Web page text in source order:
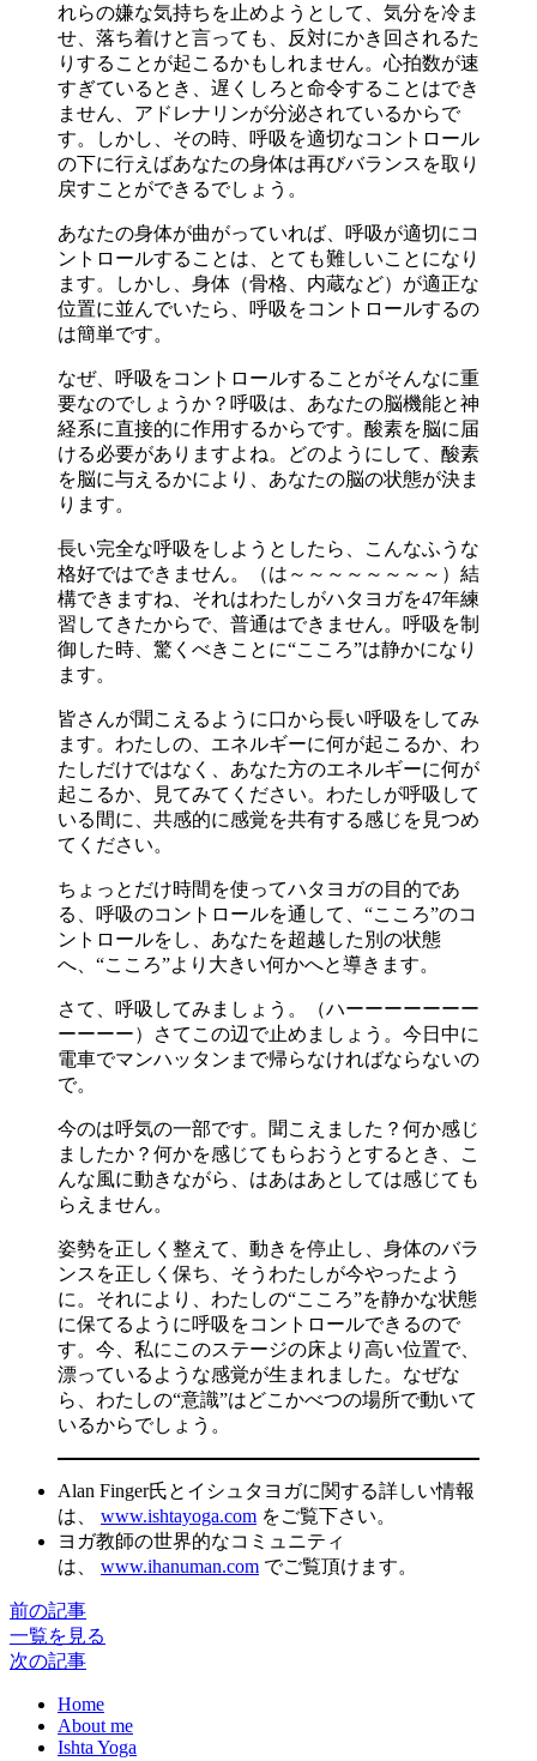
れらの嫌な気持ちを止めようとして、気分を冷ま
せ、落ち着けと言っても、反対にかき回されるた
りすることが起こるかもしれません。心拍数が速
すぎているとき、遅くしろと命令することはでき
ません、アドレナリンが分泌されているからで
す。しかし、その時、呼吸を適切なコントロール
の下に行えばあなたの身体は再びバランスを取り
戻すことができるでしょう。
あなたの身体が曲がっていれば、呼吸が適切にコ
ントロールすることは、とても難しいことになり
ます。しかし、身体（骨格、内蔵など）が適正な
位置に並んでいたら、呼吸をコントロールするの
は簡単です。
なぜ、呼吸をコントロールすることがそんなに重
要なのでしょうか？呼吸は、あなたの脳機能と神
経系に直接的に作用するからです。酸素を脳に届
ける必要がありますよね。どのようにして、酸素
を脳に与えるかにより、あなたの脳の状態が決ま
ります。
長い完全な呼吸をしようとしたら、こんなふうな
格好ではできません。（は～～～～～～～～）結
構できますね、それはわたしがハタヨガを47年練
習してきたからで、普通はできません。呼吸を制
御した時、驚くべきことに“こころ”は静かになり
ます。
皆さんが聞こえるように口から長い呼吸をしてみ
ます。わたしの、エネルギーに何が起こるか、わ
たしだけではなく、あなた方のエネルギーに何が
起こるか、見てみてください。わたしが呼吸して
いる間に、共感的に感覚を共有する感じを見つめ
てください。
ちょっとだけ時間を使ってハタヨガの目的であ
る、呼吸のコントロールを通して、“こころ”のコ
ントロールをし、あなたを超越した別の状態
へ、“こころ”より大きい何かへと導きます。
さて、呼吸してみましょう。（ハーーーーーーー
ーーーー）さてこの辺で止めましょう。今日中に
電車でマンハッタンまで帰らなければならないの
で。
今のは呼気の一部です。聞こえました？何か感じ
ましたか？何かを感じてもらおうとするとき、こ
んな風に動きながら、はあはあとしては感じても
らえません。
姿勢を正しく整えて、動きを停止し、身体のバラ
ンスを正しく保ち、そうわたしが今やったよう
に。それにより、わたしの“こころ”を静かな状態
に保てるように呼吸をコントロールできるので
す。今、私にこのステージの床より高い位置で、
漂っているような感覚が生まれました。なぜな
ら、わたしの“意識”はどこかべつの場所で動いて
いるからでしょう。
Alan Finger氏とイシュタヨガに関する詳しい情報
は、 www.ishtayoga.com をご覧下さい。
ヨガ教師の世界的なコミュニティ
は、 www.ihanuman.com でご覧頂けます。
前の記事
一覧を見る
次の記事
Home
About me
Ishta Yoga